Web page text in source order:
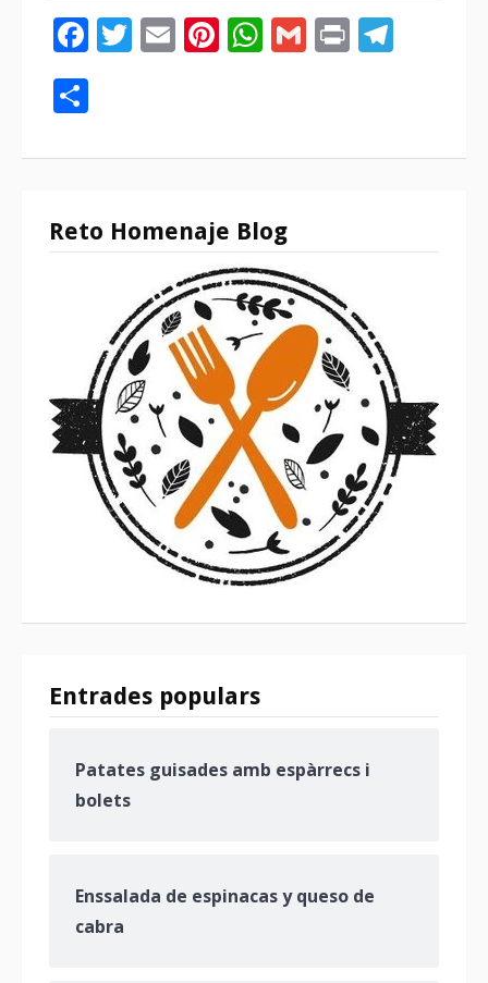
Facebook
Twitter
EmailPinterest
WhatsApp
Gmail
Print
Reto Homenaje Blog
Entrades populars
Patates guisades amb espàrrecs i
bolets
Enssalada de espinacas y queso de
cabra